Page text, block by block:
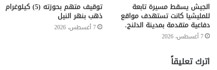
الجيش يسقط مسيرة تابعة
للمليشيا كانت تستهدف مواقع
دفاعية متقدمة بمدينة الدلنج.
7 أغسطس، 2026
توقيف متهم بحوزته (5) كيلوغرام
ذهب بنهر النيل
7 أغسطس، 2026
اترك تعليقاً